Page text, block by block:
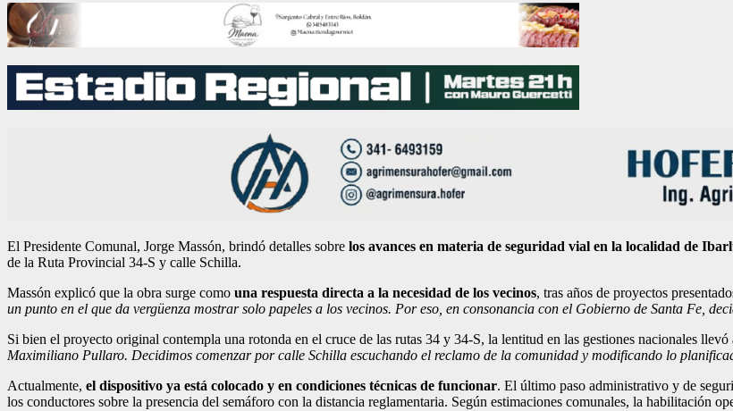
El Presidente Comunal, Jorge Massón, brindó detalles sobre los avances en materia de seguridad vial en la localidad de
de la Ruta Provincial 34-S y calle Schilla.
Massón explicó que la obra surge como una respuesta directa a la necesidad de los vecinos, tras años de proyectos
un punto en el que da vergüenza mostrar solo papeles a los vecinos. Por eso, en consonancia con el Gobierno de Santa Fe,
Si bien el proyecto original contempla una rotonda en el cruce de las rutas 34 y 34-S, la lentitud en las gestiones nacionales llevó
Maximiliano Pullaro. Decidimos comenzar por calle Schilla escuchando el reclamo de la comunidad y modificando lo
Actualmente, el dispositivo ya está colocado y en condiciones técnicas de funcionar. El último paso administrativo y de
los conductores sobre la presencia del semáforo con la distancia reglamentaria. Según estimaciones comunales, la habilitación